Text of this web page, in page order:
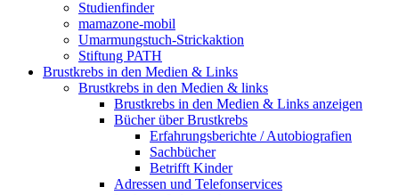
Studienfinder
mamazone-mobil
Umarmungstuch-Strickaktion
Stiftung PATH
Brustkrebs in den Medien & Links
Brustkrebs in den Medien & links
Brustkrebs in den Medien & Links anzeigen
Bücher über Brustkrebs
Erfahrungsberichte / Autobiografien
Sachbücher
Betrifft Kinder
Adressen und Telefonservices